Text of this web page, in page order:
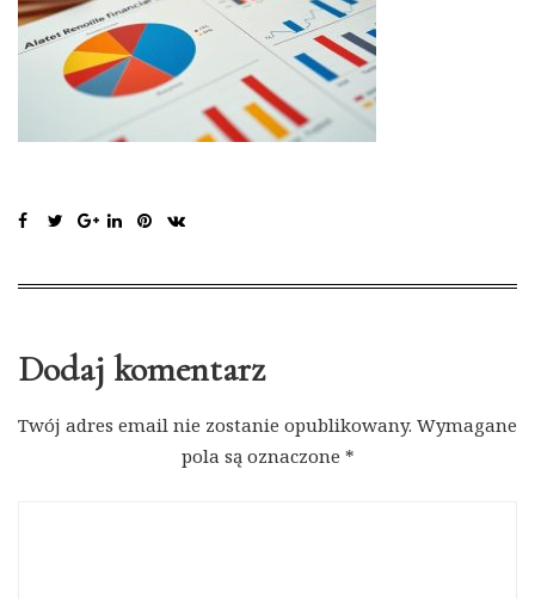
Dodaj komentarz
Twój adres email nie zostanie opublikowany. Wymagane
pola są oznaczone *